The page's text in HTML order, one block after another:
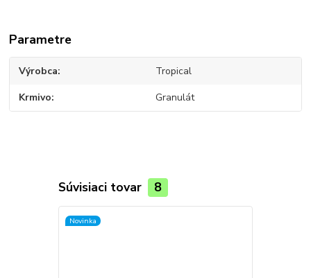
Parametre
Výrobca Tropical
Krmivo Granulát
Súvisiaci tovar 8
Novinka